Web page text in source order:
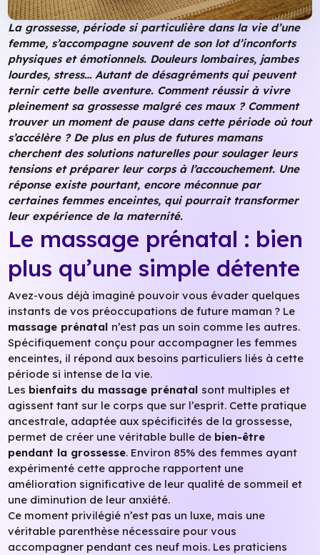
La grossesse, période si particulière dans la vie d’une
femme, s’accompagne souvent de son lot d’inconforts
physiques et émotionnels. Douleurs lombaires, jambes
lourdes, stress… Autant de désagréments qui peuvent
ternir cette belle aventure. Comment réussir à vivre
pleinement sa grossesse malgré ces maux ? Comment
trouver un moment de pause dans cette période où tout
s’accélère ? De plus en plus de futures mamans
cherchent des solutions naturelles pour soulager leurs
tensions et préparer leur corps à l’accouchement. Une
réponse existe pourtant, encore méconnue par
certaines femmes enceintes, qui pourrait transformer
leur expérience de la maternité.
Le massage prénatal : bien
plus qu’une simple détente
Avez-vous déjà imaginé pouvoir vous évader quelques
instants de vos préoccupations de future maman ? Le
massage prénatal n’est pas un soin comme les autres.
Spécifiquement conçu pour accompagner les femmes
enceintes, il répond aux besoins particuliers liés à cette
période si intense de la vie.
Les bienfaits du massage prénatal sont multiples et
agissent tant sur le corps que sur l’esprit. Cette pratique
ancestrale, adaptée aux spécificités de la grossesse,
permet de créer une véritable bulle de bien-être
pendant la grossesse. Environ 85% des femmes ayant
expérimenté cette approche rapportent une
amélioration significative de leur qualité de sommeil et
une diminution de leur anxiété.
Ce moment privilégié n’est pas un luxe, mais une
véritable parenthèse nécessaire pour vous
accompagner pendant ces neuf mois. Les praticiens